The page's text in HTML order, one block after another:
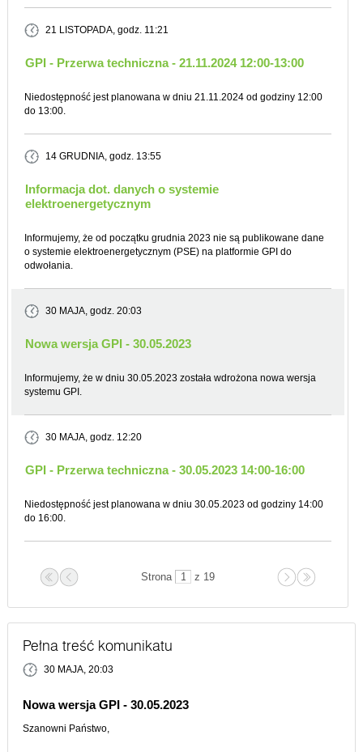
21 LISTOPADA, godz. 11:21
GPI - Przerwa techniczna - 21.11.2024 12:00-13:00
Niedostępność jest planowana w dniu 21.11.2024 od godziny 12:00
do 13:00.
14 GRUDNIA, godz. 13:55
Informacja dot. danych o systemie
elektroenergetycznym
Informujemy, że od początku grudnia 2023 nie są publikowane dane
o systemie elektroenergetycznym (PSE) na platformie GPI do
odwołania.
30 MAJA, godz. 20:03
Nowa wersja GPI - 30.05.2023
Informujemy, że w dniu 30.05.2023 została wdrożona nowa wersja
systemu GPI.
30 MAJA, godz. 12:20
GPI - Przerwa techniczna - 30.05.2023 14:00-16:00
Niedostępność jest planowana w dniu 30.05.2023 od godziny 14:00
do 16:00.
Strona z 19
Pełna treść komunikatu
30 MAJA, 20:03
Nowa wersja GPI - 30.05.2023
Szanowni Państwo,